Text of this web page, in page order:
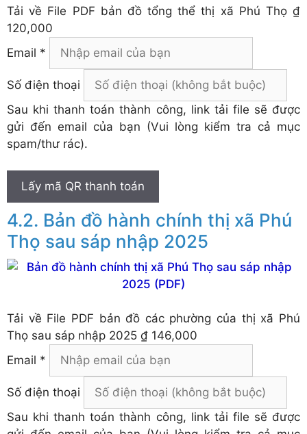
Tải về File PDF bản đồ tổng thể thị xã Phú Thọ ₫
120,000
Email *
Số điện thoại
Sau khi thanh toán thành công, link tải file sẽ được
gửi đến email của bạn (Vui lòng kiểm tra cả mục
spam/thư rác).
Lấy mã QR thanh toán
Bản đồ hành chính thị xã Phú
Thọ sau sáp nhập 2025
Tải về File PDF bản đồ các phường của thị xã Phú
Thọ sau sáp nhập 2025 ₫ 146,000
Email *
Số điện thoại
Sau khi thanh toán thành công, link tải file sẽ được